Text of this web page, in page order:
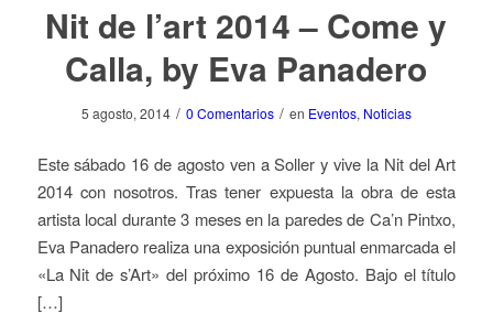
Nit de l’art 2014 – Come y
Calla, by Eva Panadero
5 agosto, 2014 / 0 Comentarios / en Eventos, Noticias
Este sábado 16 de agosto ven a Soller y vive la Nit del Art
2014 con nosotros. Tras tener expuesta la obra de esta
artista local durante 3 meses en la paredes de Ca’n Pintxo,
Eva Panadero realiza una exposición puntual enmarcada el
«La Nit de s’Art» del próximo 16 de Agosto. Bajo el título
[…]